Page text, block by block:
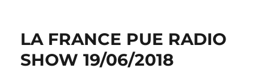
LA FRANCE PUE RADIO
SHOW 19/06/2018